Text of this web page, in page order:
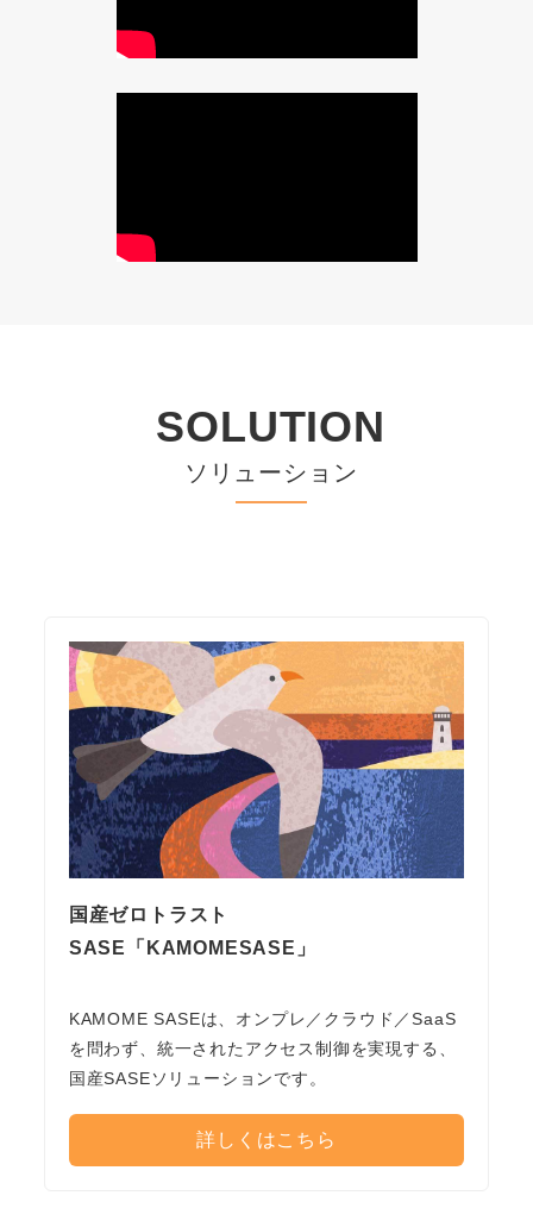
SOLUTION
ソリューション
国産ゼロトラスト
SASE「KAMOMESASE」
KAMOME SASEは、オンプレ／クラウド／SaaS
を問わず、統一されたアクセス制御を実現する、
国産SASEソリューションです。
詳しくはこちら